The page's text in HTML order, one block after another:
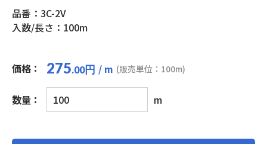
品番：3C-2V
入数/長さ：100m
価格： 275.00円 / m (販売単位：100m)
数量：
ポ
リ
チ
m